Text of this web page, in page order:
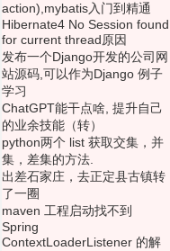
action),mybatis入门到精通
Hibernate4 No Session found
for current thread原因
发布一个Django开发的公司网
站源码,可以作为Django 例子
学习
ChatGPT能干点啥, 提升自己
的业余技能（转）
python两个 list 获取交集，并
集，差集的方法.
出差石家庄，去正定县古镇转
了一圈
maven 工程启动找不到
Spring
ContextLoaderListener 的解